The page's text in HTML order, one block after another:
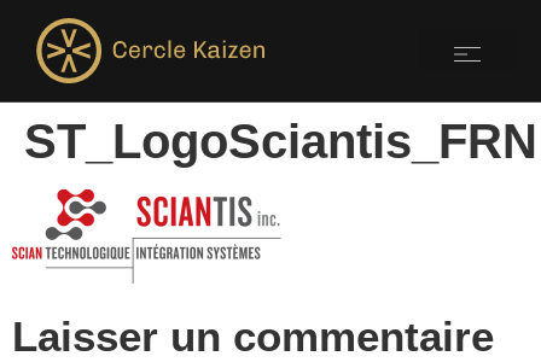
ST_LogoSciantis_FRN
Laisser un commentaire